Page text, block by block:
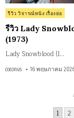
Posted
in
รีวิว วิจารณ์หนัง เรื่องย่อ
รีวิว Lady
(1973)
Lady Snowblood (1…
coconus 16 พฤษภาคม
1 2